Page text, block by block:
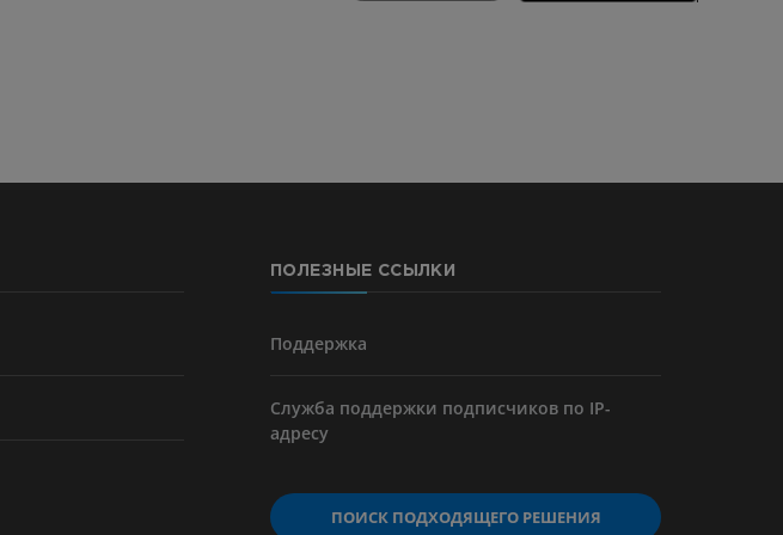
кости)
Ангиография артерий
ПОЛЕЗНЫЕ ССЫЛКИ
Поддержка
Служба поддержки подписчиков по IP-
адресу
ПОИСК ПОДХОДЯЩЕГО РЕШЕНИЯ